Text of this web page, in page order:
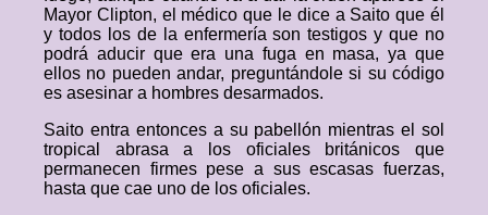
Mayor Clipton, el médico que le dice a Saito que él
y todos los de la enfermería son testigos y que no
podrá aducir que era una fuga en masa, ya que
ellos no pueden andar, preguntándole si su código
es asesinar a hombres desarmados.
Saito entra entonces a su pabellón mientras el sol
tropical abrasa a los oficiales británicos que
permanecen firmes pese a sus escasas fuerzas,
hasta que cae uno de los oficiales.